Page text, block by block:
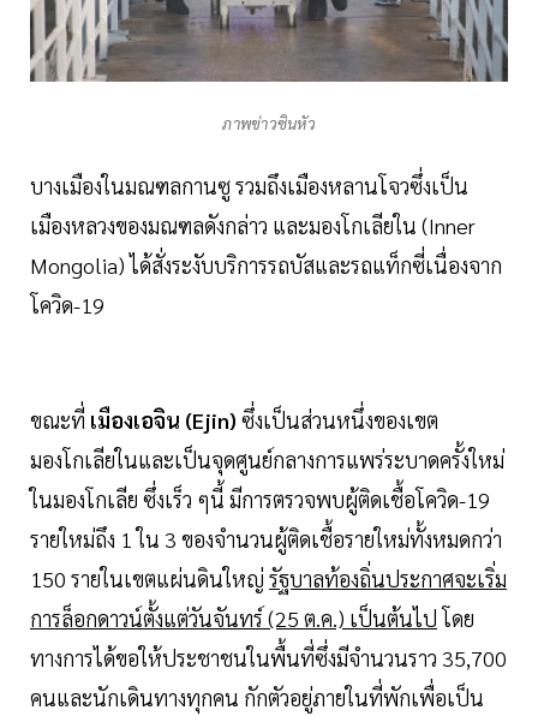
ภาพข่าวซินหัว
บางเมืองในมณฑลกานซู รวมถึงเมืองหลานโจวซึ่งเป็น
เมืองหลวงของมณฑลดังกล่าว และมองโกเลียใน (Inner
Mongolia) ได้สั่งระงับบริการรถบัสและรถแท็กซี่เนื่องจาก
โควิด-19
ขณะที่ เมืองเอจิน (Ejin) ซึ่งเป็นส่วนหนึ่งของเขต
มองโกเลียในและเป็นจุดศูนย์กลางการแพร่ระบาดครั้งใหม่
ในมองโกเลีย ซึ่งเร็ว ๆนี้ มีการตรวจพบผู้ติดเชื้อโควิด-19
รายใหม่ถึง 1 ใน 3 ของจำนวนผู้ติดเชื้อรายใหม่ทั้งหมดกว่า
150 รายในเขตแผ่นดินใหญ่ รัฐบาลท้องถิ่นประกาศจะเริ่ม
การล็อกดาวน์ตั้งแต่วันจันทร์ (25 ต.ค.) เป็นต้นไปโดย
ทางการได้ขอให้ประชาชนในพื้นที่ซึ่งมีจำนวนราว 35,700
คนและนักเดินทางทุกคน กักตัวอยู่ภายในที่พักเพื่อเป็น